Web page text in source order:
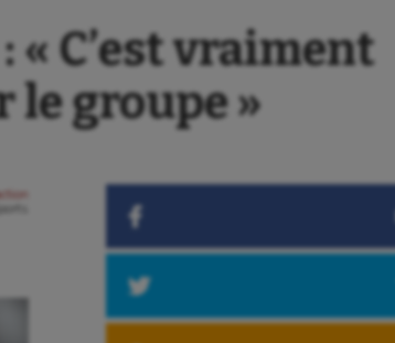
« C’est vraiment
le groupe »